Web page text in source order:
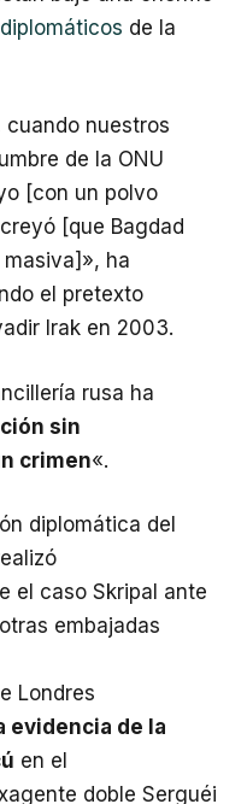
de la
cuando nuestros
de la ONU
[con un polvo
[que Bagdad
ha
el pretexto
Irak en 2003.
rusa ha
sin
crimen«.
diplomática del
el caso Skripal ante
embajadas
Londres
evidencia de la
en el
doble Serguéi